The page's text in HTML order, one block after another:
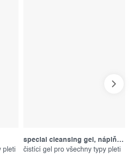
pleti
special cleansing gel, náplň 500 ml
čistící gel pro všechny typy pleti